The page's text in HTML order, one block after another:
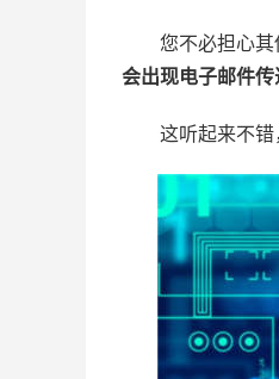
您不必担心
会出现电子邮件
这听起来不